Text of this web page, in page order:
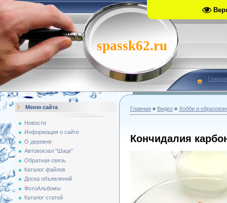
spassk62.ru
Меню сайта
Новости
Информация о сайте
О деревне
Автовокзал "Шацк"
Обратная связь
Каталог файлов
Доска объявлений
ФотоАльбомы
Каталог статей
Главная » Видео » Хобби и
Кончидалия